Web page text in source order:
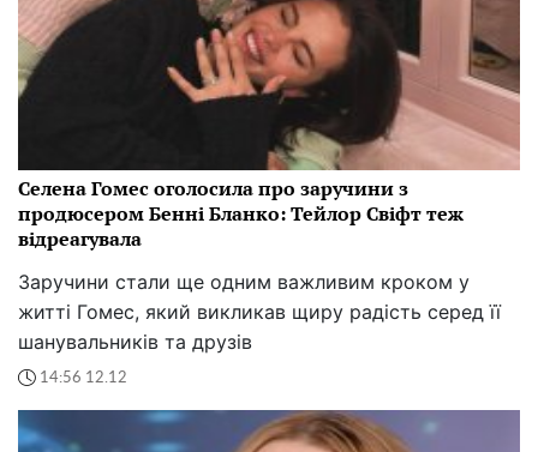
Селена Гомес оголосила про заручини з
продюсером Бенні Бланко: Тейлор Свіфт теж
відреагувала
Заручини стали ще одним важливим кроком у
житті Гомес, який викликав щиру радість серед її
шанувальників та друзів
14:56 12.12